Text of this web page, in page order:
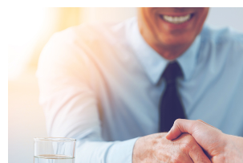
Financial Solutions
Trust Services
TeamSystem Corporate